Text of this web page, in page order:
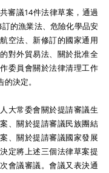
審議14件法律草案，通過
的漁業法、危險化學品安
空法、新修訂的國家通用
對外貿易法、關於批准全
委員會關於法律清理工作
決定。
大常委會關於提請審議生
、關於提請審議民族團結
、關於提請審議國家發展
定將上述三個法律草案提
會議審議。會議又表決通